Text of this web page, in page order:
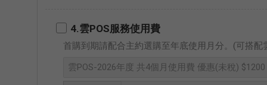
4.雲POS服務使用費
首購到期請配合主約選購至年底使用月分。(可搭配